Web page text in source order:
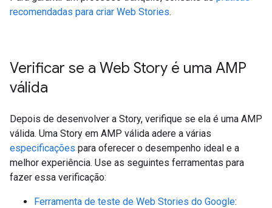
recomendadas para criar Web Stories.
Verificar se a Web Story é uma AMP
válida
Depois de desenvolver a Story, verifique se ela é uma AMP
válida. Uma Story em AMP válida adere a várias
especificações para oferecer o desempenho ideal e a
melhor experiência. Use as seguintes ferramentas para
fazer essa verificação:
Ferramenta de teste de Web Stories do Google: